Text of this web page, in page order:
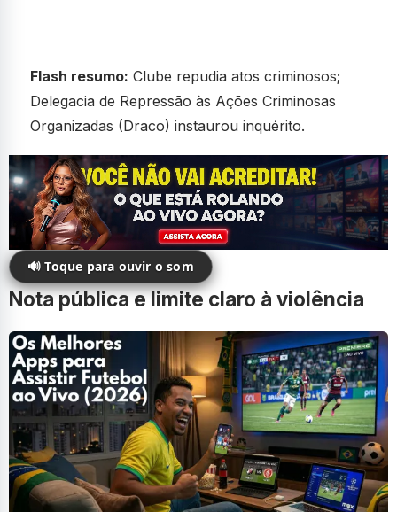
Flash resumo: Clube repudia atos criminosos;
Delegacia de Repressão às Ações Criminosas
Organizadas (Draco) instaurou inquérito.
🔊 Toque para ouvir o som
Nota pública e limite claro à violência